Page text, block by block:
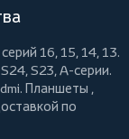
16, 15, 14, 13.
S23, A-серии.
Планшеты ,
по